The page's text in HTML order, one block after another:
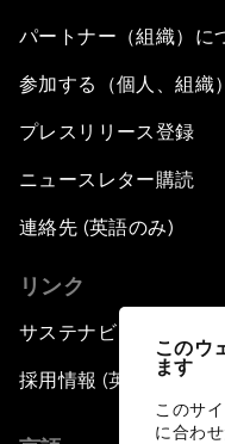
このウ
ます
このサ
に合わ
パートナー（組織）に
参加する（個人、組織）
プレスリリース登録
ニュースレター購読
連絡先 (英語のみ)
リンク
サステナビリティへの
採用情報 (英語のみ)